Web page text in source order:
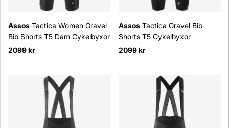
Assos Tactica Women Gravel
Bib Shorts T5 Dam Cykelbyxor
2099 kr
Assos Tactica Gravel Bib
Shorts T5 Cykelbyxor
2099 kr